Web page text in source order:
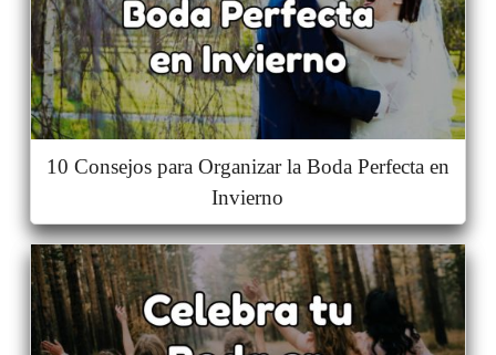
10 Consejos para Organizar la Boda Perfecta en
Invierno